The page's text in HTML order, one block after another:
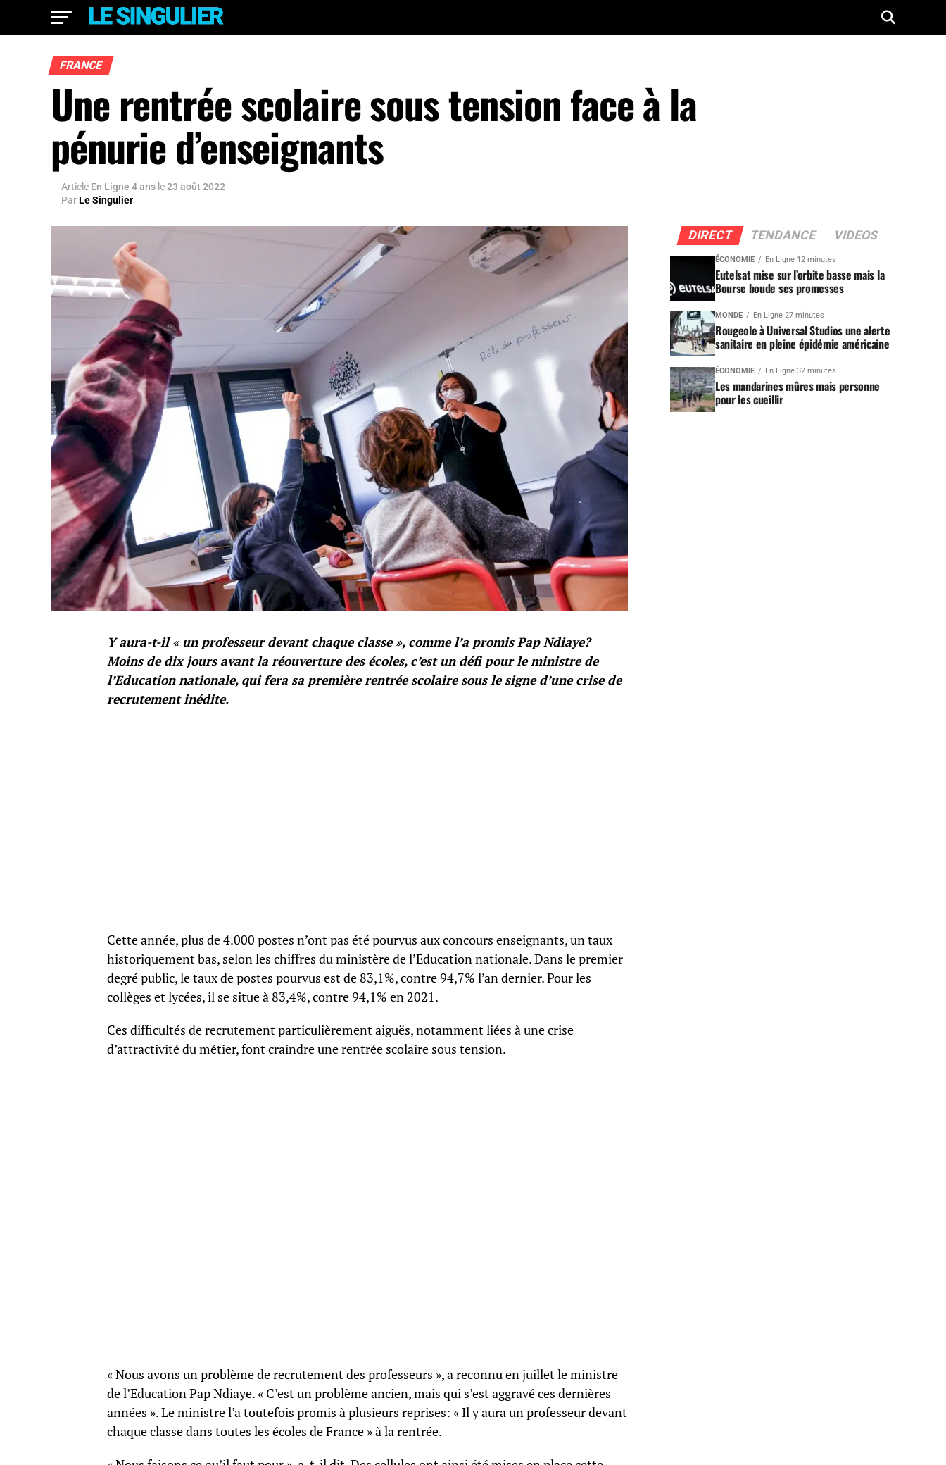
FRANCE
Une rentrée scolaire sous tension face à la
pénurie d’enseignants
Article En Ligne 4 ans le23 août 2022
ParLe Singulier
Y aura-t-il « un professeur devant chaque classe », comme l’a promis Pap Ndiaye?
Moins de dix jours avant la réouverture des écoles, c’est un défi pour le ministre de
l’Education nationale, qui fera sa première rentrée scolaire sous le signe d’une crise de
recrutement inédite.
Cette année, plus de 4.000 postes n’ont pas été pourvus aux concours enseignants, un taux
historiquement bas, selon les chiffres du ministère de l’Education nationale. Dans le premier
degré public, le taux de postes pourvus est de 83,1%, contre 94,7% l’an dernier. Pour les
collèges et lycées, il se situe à 83,4%, contre 94,1% en 2021.
Ces difficultés de recrutement particulièrement aiguës, notamment liées à une crise
d’attractivité du métier, font craindre une rentrée scolaire sous tension.
« Nous avons un problème de recrutement des professeurs », a reconnu en juillet le ministre
de l’Education Pap Ndiaye. « C’est un problème ancien, mais qui s’est aggravé ces dernières
années ». Le ministre l’a toutefois promis à plusieurs reprises: « Il y aura un professeur devant
chaque classe dans toutes les écoles de France » à la rentrée.
DIRECT TENDANCE VIDEOS
ÉCONOMIE En Ligne 12 minutes
Eutelsat mise sur l’orbite basse mais la
Bourse boude ses promesses
MONDE En Ligne 27 minutes
Rougeole à Universal Studios une alerte
sanitaire en pleine épidémie américaine
ÉCONOMIE En Ligne 32 minutes
Les mandarines mûres mais personne
pour les cueillir